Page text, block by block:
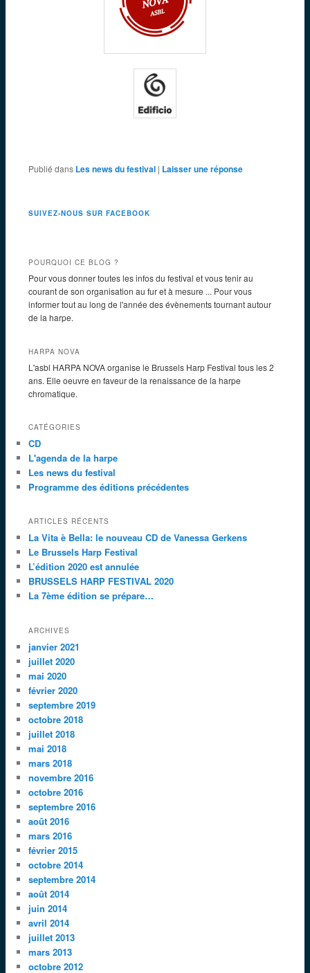
Publié dans Les news du festival | Laisser une réponse
SUIVEZ-NOUS SUR FACEBOOK
POURQUOI CE BLOG ?
Pour vous donner toutes les infos du festival et vous tenir au
courant de son organisation au fur et à mesure ... Pour vous
informer tout au long de l'année des évènements tournant autour
de la harpe.
HARPA NOVA
L'asbl HARPA NOVA organise le Brussels Harp Festival tous les 2
ans. Elle oeuvre en faveur de la renaissance de la harpe
chromatique.
CATÉGORIES
CD
L'agenda de la harpe
Les news du festival
Programme des éditions précédentes
ARTICLES RÉCENTS
La Vita è Bella: le nouveau CD de Vanessa Gerkens
Le Brussels Harp Festival
L’édition 2020 est annulée
BRUSSELS HARP FESTIVAL 2020
La 7ème édition se prépare…
ARCHIVES
janvier 2021
juillet 2020
mai 2020
février 2020
septembre 2019
octobre 2018
juillet 2018
mai 2018
mars 2018
novembre 2016
octobre 2016
septembre 2016
août 2016
mars 2016
février 2015
octobre 2014
septembre 2014
août 2014
juin 2014
avril 2014
juillet 2013
mars 2013
octobre 2012